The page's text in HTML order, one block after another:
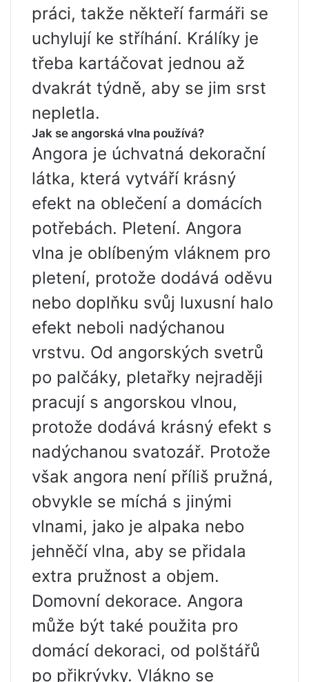
práci, takže někteří farmáři se
uchylují ke stříhání. Králíky je
třeba kartáčovat jednou až
dvakrát týdně, aby se jim srst
nepletla.
Jak se angorská vlna používá?
Angora je úchvatná dekorační
látka, která vytváří krásný
efekt na oblečení a domácích
potřebách. Pletení. Angora
vlna je oblíbeným vláknem pro
pletení, protože dodává oděvu
nebo doplňku svůj luxusní halo
efekt neboli nadýchanou
vrstvu. Od angorských svetrů
po palčáky, pletařky nejraději
pracují s angorskou vlnou,
protože dodává krásný efekt s
nadýchanou svatozář. Protože
však angora není příliš pružná,
obvykle se míchá s jinými
vlnami, jako je alpaka nebo
jehněčí vlna, aby se přidala
extra pružnost a objem.
Domovní dekorace. Angora
může být také použita pro
domácí dekoraci, od polštářů
po přikrývky. Vlákno se